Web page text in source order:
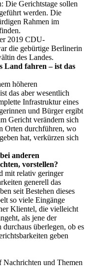
Die Gerichtstage sollen
werden. Die
Rahmen im
2019 CDU-
die gebürtige Berlinerin
des Landes.
Land fahren – ist das
höheren
das aber wesentlich
Infrastruktur eines
und Bürger ergibt
Gericht verändern sich
Orten durchführen, wo
hat, verkürzen sich
anderen
vorstellen?
mit relativ geringer
generell das
seit Bestehen dieses
so viele Eingänge
Klientel, die vielleicht
als jene der
überlegen, ob es
geben
und Themen